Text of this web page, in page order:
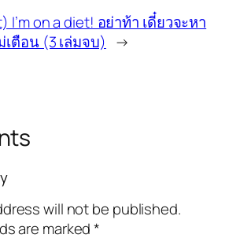
I’m on a diet! อย่าท้า เดี๋ยวจะหา
เตือน (3 เล่มจบ) →
will not be published.
are marked*